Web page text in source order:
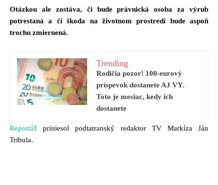
Otázkou ale zostáva, či bude právnická osoba za výrub
potrestaná a či škoda na životnom prostredí bude aspoň
trochu zmiernená.
Trending
Rodičia pozor! 100-eurový
príspevok dostanete AJ VY.
Toto je mesiac, kedy ich
dostanete
Reportáž priniesol podtatranský redaktor TV Markíza Ján
Tribula.